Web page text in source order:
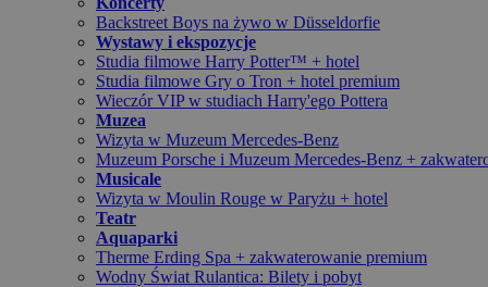
Backstreet Boys na żywo w Düsseldorfie
Wystawy i ekspozycje
Studia filmowe Harry Potter™ + hotel
Studia filmowe Gry o Tron + hotel premium
Wieczór VIP w studiach Harry'ego Pottera
Muzea
Wizyta w Muzeum Mercedes-Benz
Muzeum Porsche i Muzeum Mercedes-Benz +
Musicale
Wizyta w Moulin Rouge w Paryżu + hotel
Teatr
Aquaparki
Therme Erding Spa + zakwaterowanie premium
Wodny Świat Rulantica: Bilety i pobyt